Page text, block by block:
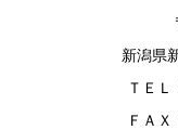
新潟県
ＴＥＬ
ＦＡ